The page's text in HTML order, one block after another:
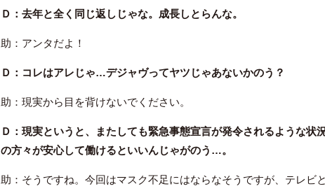
Ｄ：去年と全く同じ返しじゃな。成長しとらんな。
助：アンタだよ！
Ｄ：コレはアレじゃ…デジャヴってヤツじゃあないかのう？
助：現実から目を背けないでください。
Ｄ：現実というと、またしても緊急事態宣言が発令されるような状
の方々が安心して働けるといいんじゃがのう…。
助：そうですね。今回はマスク不足にはならなそうですが、テレビ